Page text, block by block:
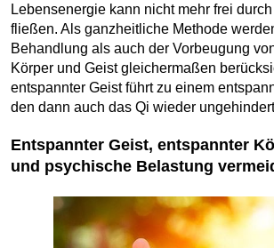
Lebensenergie kann nicht mehr frei
fließen. Als ganzheitliche Methode
Behandlung als auch der Vorbeugung
Körper und Geist gleichermaßen
entspannter Geist führt zu einem
den dann auch das Qi wieder
Entspannter Geist, entspannter
und psychische Belastung